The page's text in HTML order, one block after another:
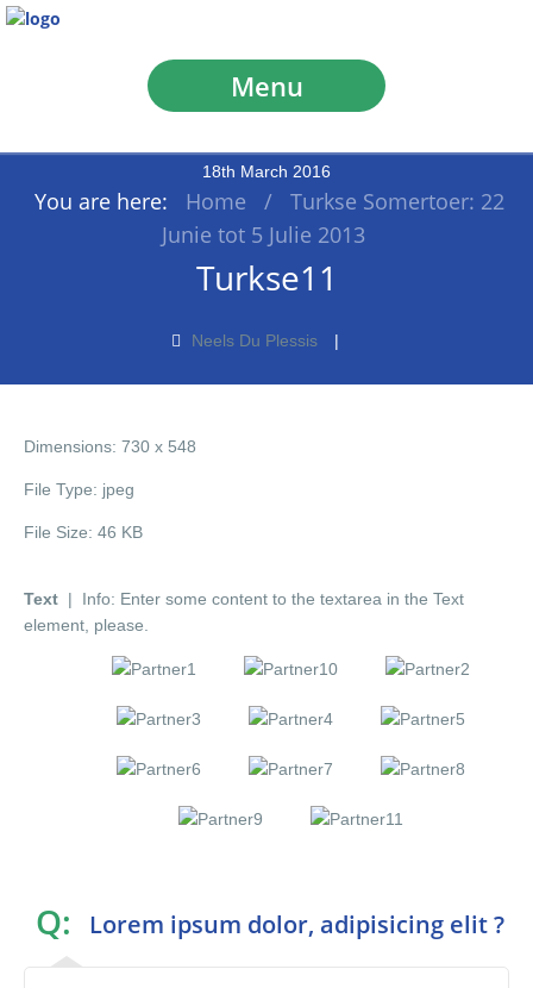
Menu
18th March 2016
You are here: Home /
Turkse Somertoer: 22
Junie tot 5 Julie 2013
Turkse11
Neels Du Plessis
Dimensions: 730 x 548
File Type: jpeg
File Size: 46 KB
Text | Info: Enter some content to the textarea in the Text
element, please.
Q: Lorem ipsum dolor, adipisicing elit ?